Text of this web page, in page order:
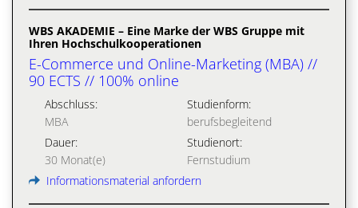
WBS AKADEMIE – Eine Marke der WBS Gruppe mit
Ihren Hochschulkooperationen
E-Commerce und Online-Marketing (MBA) //
90 ECTS // 100% online
Abschluss:
MBA
Studienform:
berufsbegleitend
Dauer:
30 Monat(e)
Studienort:
Fernstudium
Informationsmaterial anfordern